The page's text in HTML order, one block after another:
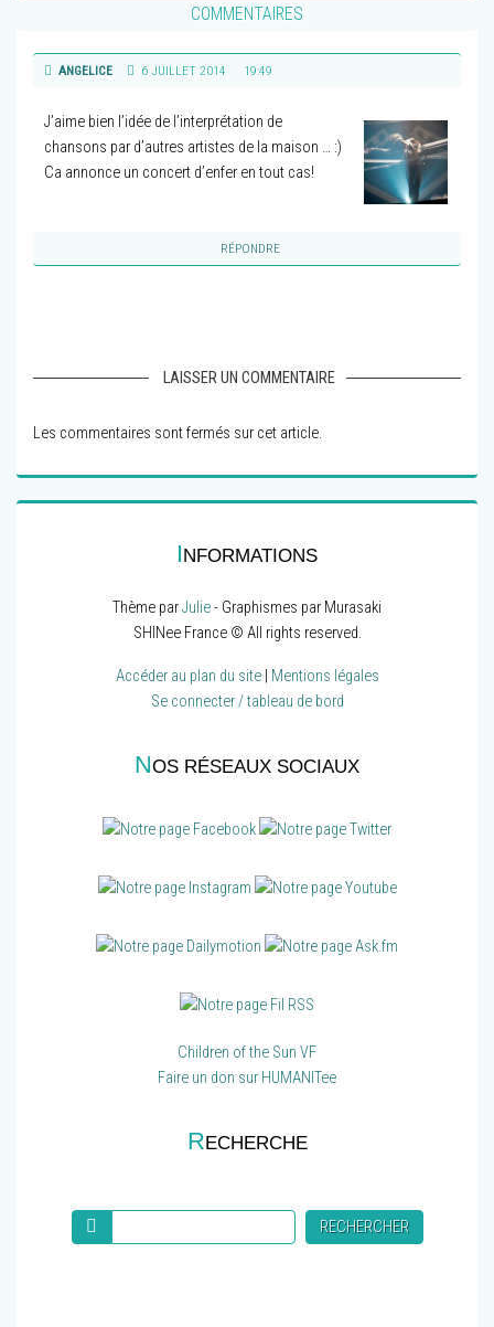
COMMENTAIRES
ANGELICE 6 JUILLET 2014 19:49
J’aime bien l’idée de l’interprétation de
chansons par d’autres artistes de la maison … :)
Ca annonce un concert d’enfer en tout cas!
RÉPONDRE
LAISSER UN COMMENTAIRE
Les commentaires sont fermés sur cet article.
INFORMATIONS
Thème parJulie- Graphismes par Murasaki
SHINee France © All rights reserved.
Accéder au plan du site| Mentions légales
Se connecter / tableau de bord
NOS RÉSEAUX SOCIAUX
Children of the Sun VF
Faire un don sur HUMANITee
RECHERCHE
RECHERCHER